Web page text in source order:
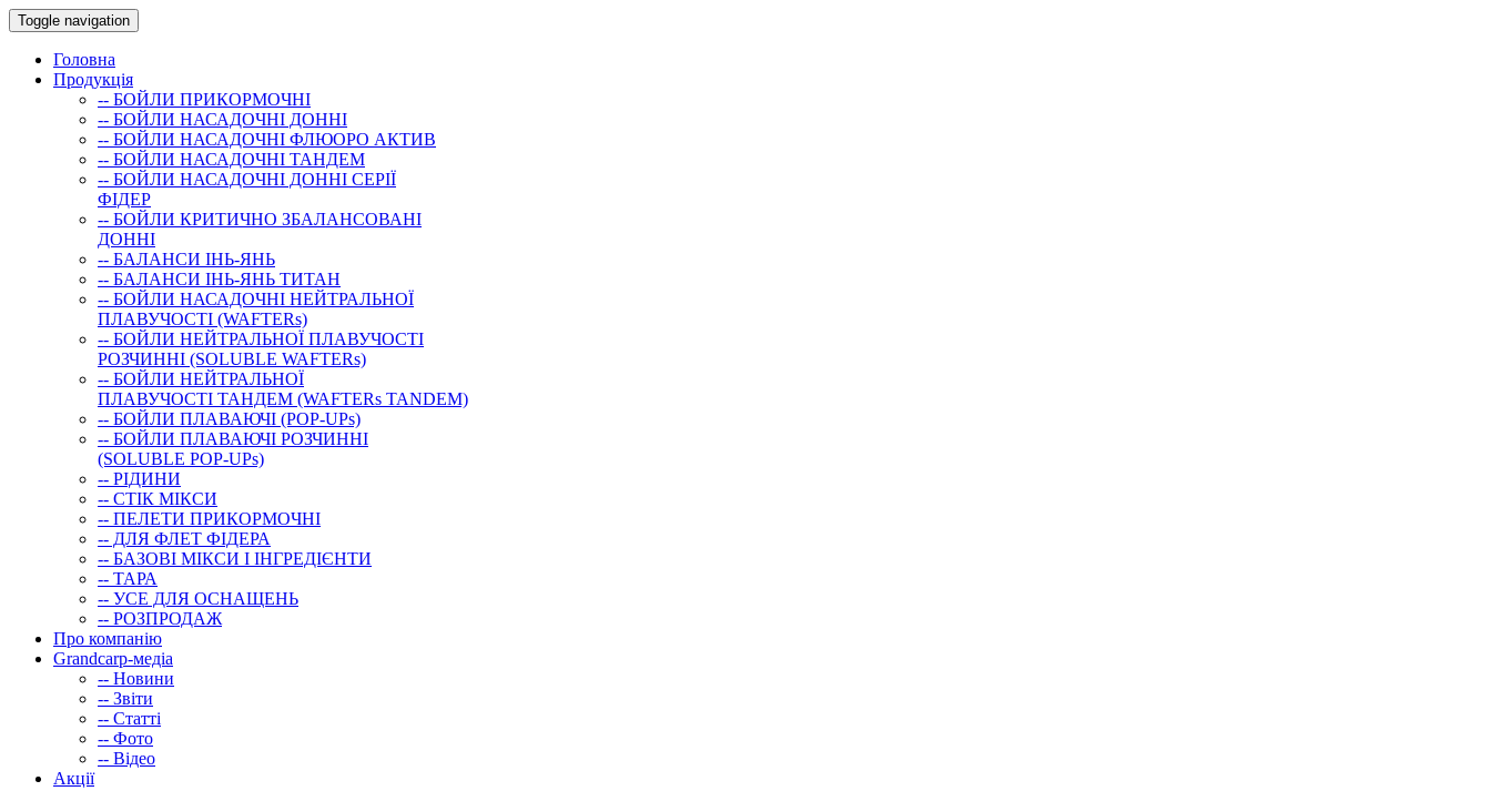
Toggle navigation
Головна
Продукція
-- БОЙЛИ ПРИКОРМОЧНI
-- БОЙЛИ НАСАДОЧНI ДОННI
-- БОЙЛИ НАСАДОЧНІ ФЛЮОРО АКТИВ
-- БОЙЛИ НАСАДОЧНІ ТАНДЕМ
-- БОЙЛИ НАСАДОЧНI ДОННI СЕРIÏ
ФIДЕР
-- БОЙЛИ КРИТИЧНО ЗБАЛАНСОВАНІ
ДОННІ
-- БАЛАНСИ ІНЬ-ЯНЬ
-- БАЛАНСИ ІНЬ-ЯНЬ ТИТАН
-- БОЙЛИ НАСАДОЧНI НЕЙТРАЛЬНОÏ
ПЛАВУЧОСТI (WAFTERs)
-- БОЙЛИ НЕЙТРАЛЬНОЇ ПЛАВУЧОСТІ
РОЗЧИННІ (SOLUBLE WAFTERs)
-- БОЙЛИ НЕЙТРАЛЬНОЇ
ПЛАВУЧОСТІ ТАНДЕМ (WAFTERs TANDEM)
-- БОЙЛИ ПЛАВАЮЧІ (POP-UPs)
-- БОЙЛИ ПЛАВАЮЧI РОЗЧИННI
(SOLUBLE POP-UPs)
-- РIДИНИ
-- СТIК МIКСИ
-- ПЕЛЕТИ ПРИКОРМОЧНІ
-- ДЛЯ ФЛЕТ ФІДЕРА
-- БАЗОВІ МІКСИ І ІНГРЕДІЄНТИ
-- ТАРА
-- УСЕ ДЛЯ ОСНАЩЕНЬ
-- РОЗПРОДАЖ
Про компанію
Grandcarp-медіа
-- Новини
-- Звіти
-- Статті
-- Фото
-- Відео
Акції